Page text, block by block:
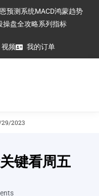
预测系统MACD鸿蒙趋势
操盘全攻略系列指标
视频 我的订单
29/2023
键看周五